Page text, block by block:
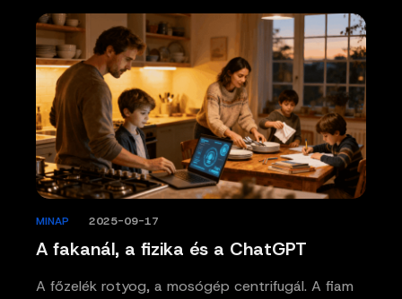
A fakanál, a fizika és a ChatGPT
MINAP 2025-09-17
A főzelék rotyog, a mosógép centrifugál. A fiam